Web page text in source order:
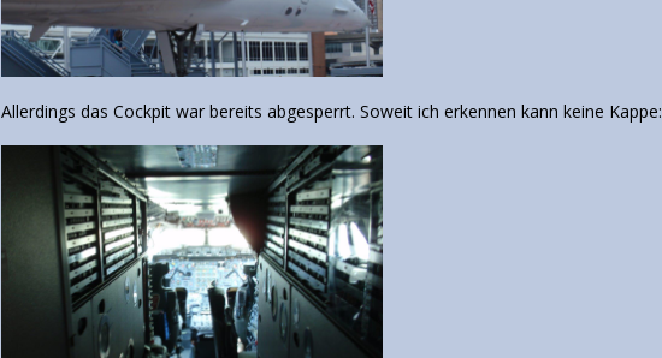
Allerdings das Cockpit war bereits abgesperrt. Soweit ich erkennen kann keine Kappe: